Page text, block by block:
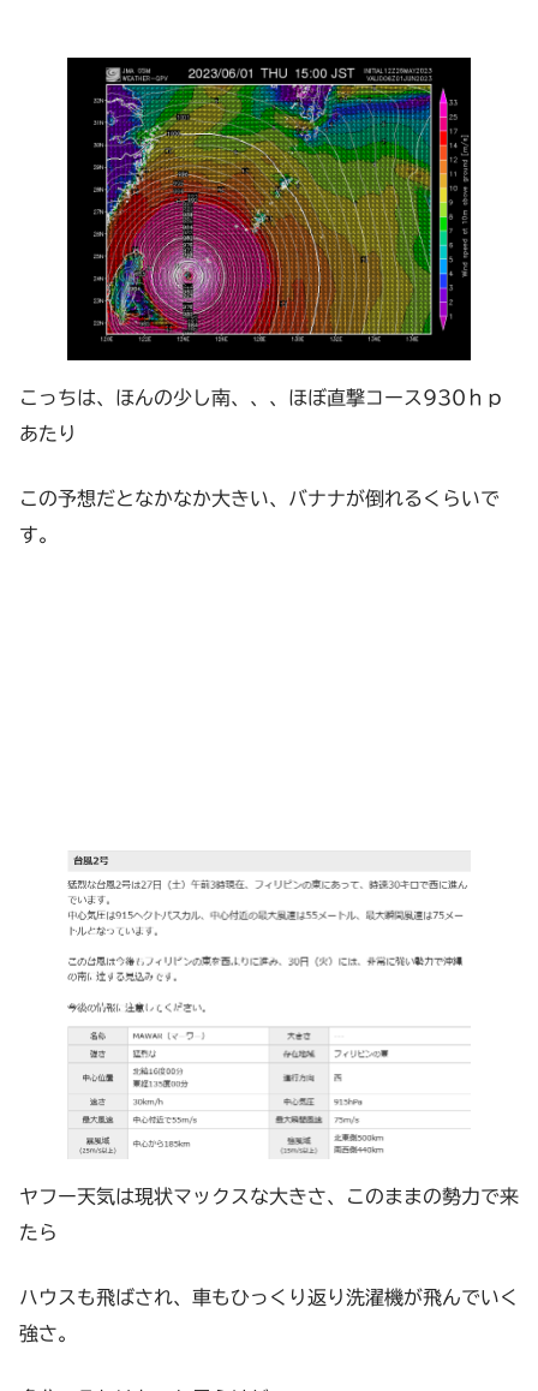
こっちは、ほんの少し南、、、ほぼ直撃コース930ｈｐ
あたり
この予想だとなかなか大きい、バナナが倒れるくらいで
す。
ヤフー天気は現状マックスな大きさ、このままの勢力で来
たら
ハウスも飛ばされ、車もひっくり返り洗濯機が飛んでいく
強さ。